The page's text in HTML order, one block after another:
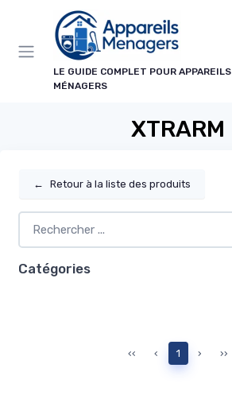
LE GUIDE COMPLET POUR APPAREILS
MÉNAGERS
XTRARM
← Retour à la liste des produits
Catégories
‹‹ ‹ 1 › ››
Panneau de gestion des cookies